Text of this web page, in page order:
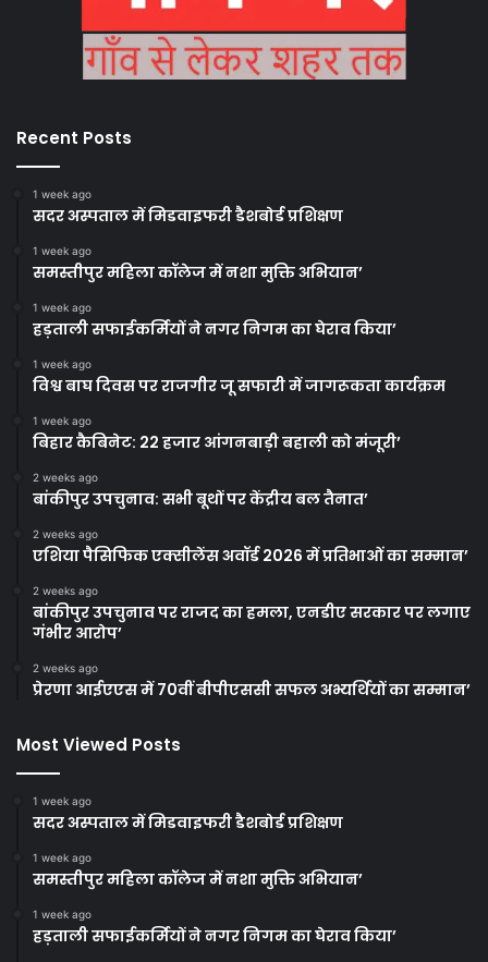
Recent Posts
1 week ago
सदर अस्पताल में मिडवाइफरी डैशबोर्ड प्रशिक्षण
1 week ago
समस्तीपुर महिला कॉलेज में नशा मुक्ति अभियान’
1 week ago
हड़ताली सफाईकर्मियों ने नगर निगम का घेराव किया’
1 week ago
विश्व बाघ दिवस पर राजगीर जू सफारी में जागरूकता कार्यक्रम
1 week ago
बिहार कैबिनेट: 22 हजार आंगनबाड़ी बहाली को मंजूरी’
2 weeks ago
बांकीपुर उपचुनाव: सभी बूथों पर केंद्रीय बल तैनात’
2 weeks ago
एशिया पैसिफिक एक्सीलेंस अवॉर्ड 2026 में प्रतिभाओं का सम्मान’
2 weeks ago
बांकीपुर उपचुनाव पर राजद का हमला, एनडीए सरकार पर लगाए
गंभीर आरोप’
2 weeks ago
प्रेरणा आईएएस में 70वीं बीपीएससी सफल अभ्यर्थियों का सम्मान’
Most Viewed Posts
1 week ago
सदर अस्पताल में मिडवाइफरी डैशबोर्ड प्रशिक्षण
1 week ago
समस्तीपुर महिला कॉलेज में नशा मुक्ति अभियान’
1 week ago
हड़ताली सफाईकर्मियों ने नगर निगम का घेराव किया’